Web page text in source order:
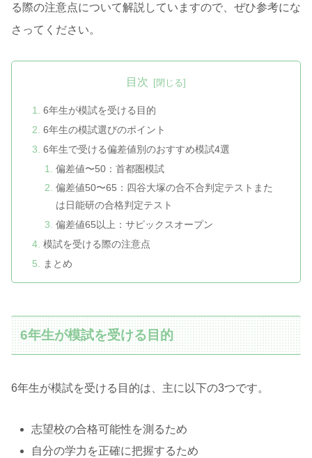
る際の注意点について解説していますので、ぜひ参考にな
さってください。
目次
6年生が模試を受ける目的
6年生の模試選びのポイント
6年生で受ける偏差値別のおすすめ模試4選
偏差値〜50：首都圏模試
偏差値50〜65：四谷大塚の合不合判定テストまた
は日能研の合格判定テスト
偏差値65以上：サピックスオープン
模試を受ける際の注意点
まとめ
6年生が模試を受ける目的
6年生が模試を受ける目的は、主に以下の3つです。
志望校の合格可能性を測るため
自分の学力を正確に把握するため